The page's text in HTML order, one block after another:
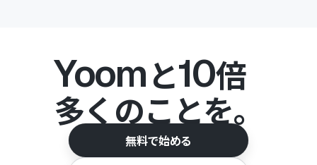
Yoomと10倍
多くのことを。
無料で始める